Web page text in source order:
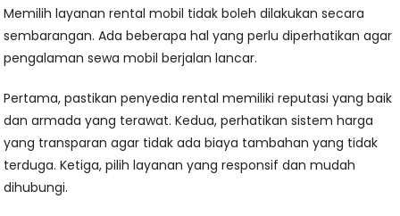
Memilih layanan rental mobil tidak boleh dilakukan secara
sembarangan. Ada beberapa hal yang perlu diperhatikan agar
pengalaman sewa mobil berjalan lancar.
Pertama, pastikan penyedia rental memiliki reputasi yang baik
dan armada yang terawat. Kedua, perhatikan sistem harga
yang transparan agar tidak ada biaya tambahan yang tidak
terduga. Ketiga, pilih layanan yang responsif dan mudah
dihubungi.